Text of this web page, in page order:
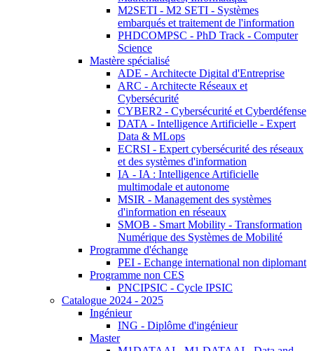
M2SETI - M2 SETI - Systèmes
embarqués et traitement de l'information
PHDCOMPSC - PhD Track - Computer
Science
Mastère spécialisé
ADE - Architecte Digital d'Entreprise
ARC - Architecte Réseaux et
Cybersécurité
CYBER2 - Cybersécurité et Cyberdéfense
DATA - Intelligence Artificielle - Expert
Data & MLops
ECRSI - Expert cybersécurité des réseaux
et des systèmes d'information
IA - IA : Intelligence Artificielle
multimodale et autonome
MSIR - Management des systèmes
d'information en réseaux
SMOB - Smart Mobility - Transformation
Numérique des Systèmes de Mobilité
Programme d'échange
PEI - Echange international non diplomant
Programme non CES
PNCIPSIC - Cycle IPSIC
Catalogue 2024 - 2025
Ingénieur
ING - Diplôme d'ingénieur
Master